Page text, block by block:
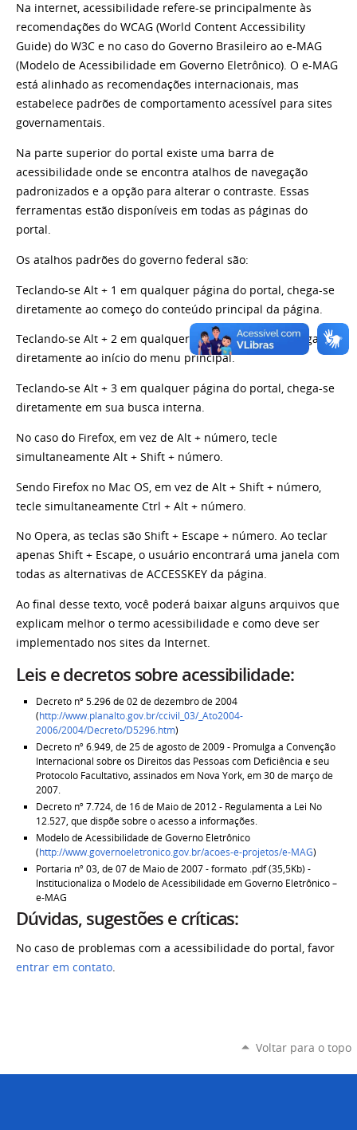
Na internet, acessibilidade refere-se principalmente às
recomendações do WCAG (World Content Accessibility
Guide) do W3C e no caso do Governo Brasileiro ao e-MAG
(Modelo de Acessibilidade em Governo Eletrônico). O e-MAG
está alinhado as recomendações internacionais, mas
estabelece padrões de comportamento acessível para sites
governamentais.
Na parte superior do portal existe uma barra de
acessibilidade onde se encontra atalhos de navegação
padronizados e a opção para alterar o contraste. Essas
ferramentas estão disponíveis em todas as páginas do
portal.
Os atalhos padrões do governo federal são:
Teclando-se Alt + 1 em qualquer página do portal, chega-se
diretamente ao começo do conteúdo principal da página.
Teclando-se Alt + 2 em qualquer página do portal, chega-se
diretamente ao início do menu principal.
Teclando-se Alt + 3 em qualquer página do portal, chega-se
diretamente em sua busca interna.
No caso do Firefox, em vez de Alt + número, tecle
simultaneamente Alt + Shift + número.
Sendo Firefox no Mac OS, em vez de Alt + Shift + número,
tecle simultaneamente Ctrl + Alt + número.
No Opera, as teclas são Shift + Escape + número. Ao teclar
apenas Shift + Escape, o usuário encontrará uma janela com
todas as alternativas de ACCESSKEY da página.
Ao final desse texto, você poderá baixar alguns arquivos que
explicam melhor o termo acessibilidade e como deve ser
implementado nos sites da Internet.
Leis e decretos sobre acessibilidade:
Decreto nº 5.296 de 02 de dezembro de 2004
(http://www.planalto.gov.br/ccivil_03/_Ato2004-
2006/2004/Decreto/D5296.htm)
Decreto nº 6.949, de 25 de agosto de 2009 - Promulga a Convenção
Internacional sobre os Direitos das Pessoas com Deficiência e seu
Protocolo Facultativo, assinados em Nova York, em 30 de março de
2007.
Decreto nº 7.724, de 16 de Maio de 2012 - Regulamenta a Lei No
12.527, que dispõe sobre o acesso a informações.
Modelo de Acessibilidade de Governo Eletrônico
(http://www.governoeletronico.gov.br/acoes-e-projetos/e-MAG)
Portaria nº 03, de 07 de Maio de 2007 - formato .pdf (35,5Kb) -
Institucionaliza o Modelo de Acessibilidade em Governo Eletrônico –
e-MAG
Dúvidas, sugestões e críticas:
No caso de problemas com a acessibilidade do portal, favor
entrar em contato.
Voltar para o topo